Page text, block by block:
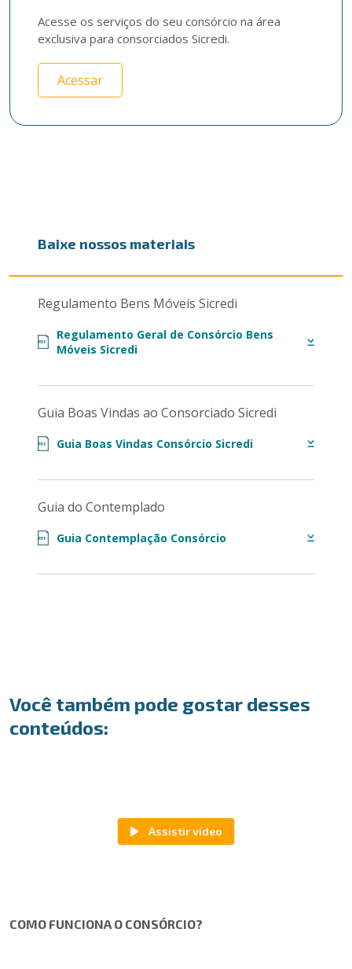
Acesse os serviços do seu consórcio na área
exclusiva para consorciados Sicredi.
Acessar
Baixe nossos materiais
Regulamento Bens Móveis Sicredi
Regulamento Geral de Consórcio Bens
Móveis Sicredi
PDF
Guia Boas Vindas ao Consorciado Sicredi
Guia Boas Vindas Consórcio Sicredi
PDF
Guia do Contemplado
Guia Contemplação Consórcio
PDF
Você também pode gostar desses
conteúdos:
COMO FUNCIONA O CONSÓRCIO?